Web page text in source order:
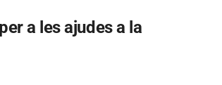
a les ajudes a la